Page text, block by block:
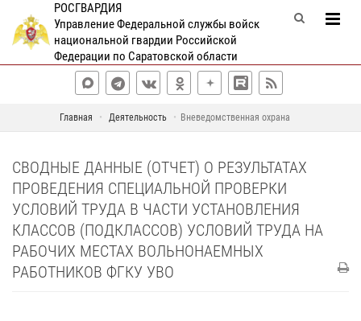
РОСГВАРДИЯ
Управление Федеральной службы войск
национальной гвардии Российской
Федерации по Саратовской области
Главная Деятельность Вневедомственная охрана
СВОДНЫЕ ДАННЫЕ (ОТЧЕТ) О РЕЗУЛЬТАТАХ
ПРОВЕДЕНИЯ СПЕЦИАЛЬНОЙ ПРОВЕРКИ
УСЛОВИЙ ТРУДА В ЧАСТИ УСТАНОВЛЕНИЯ
КЛАССОВ (ПОДКЛАССОВ) УСЛОВИЙ ТРУДА НА
РАБОЧИХ МЕСТАХ ВОЛЬНОНАЕМНЫХ
РАБОТНИКОВ ФГКУ УВО